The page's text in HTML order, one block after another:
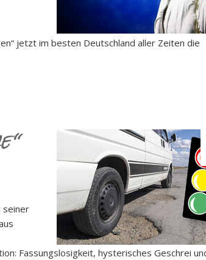
jetzt im besten Deutschland aller Zeiten die
seiner
Fassungslosigkeit, hysterisches Geschrei